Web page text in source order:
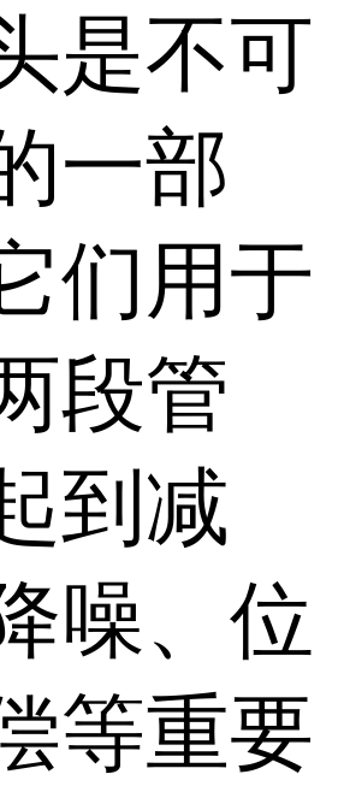
是不可
一部
们用于
段管
到减
噪、位
等重要